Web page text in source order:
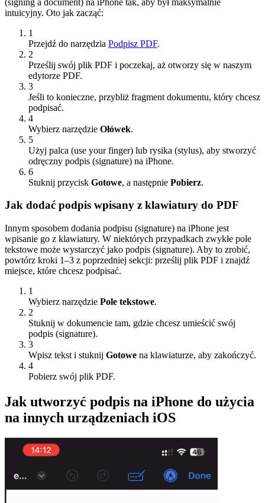
intuicyjny. Oto jak zacząć:
1
Przejdź do narzędzia Podpisz PDF.
2
Prześlij swój plik PDF i poczekaj, aż otworzy się w naszym
edytorze PDF.
3
Jeśli to konieczne, przybliż fragment dokumentu, który chcesz
podpisać.
4
Wybierz narzędzie Ołówek.
5
Użyj palca (use your finger) lub rysika (stylus), aby stworzyć
odręczny podpis (signature) na iPhone.
6
Stuknij przycisk Gotowe, a następnie Pobierz.
Jak dodać podpis wpisany z klawiatury do PDF
Innym sposobem dodania podpisu (signature) na iPhone jest
wpisanie go z klawiatury. W niektórych przypadkach zwykłe pole
tekstowe może wystarczyć jako podpis (signature). Aby to zrobić,
powtórz kroki 1–3 z poprzedniej sekcji: prześlij plik PDF i znajdź
miejsce, które chcesz podpisać.
1
Wybierz narzędzie Pole tekstowe.
2
Stuknij w dokumencie tam, gdzie chcesz umieścić swój
podpis (signature).
3
Wpisz tekst i stuknij Gotowe na klawiaturze, aby zakończyć.
4
Pobierz swój plik PDF.
Jak utworzyć podpis na iPhone do użycia
na innych urządzeniach iOS